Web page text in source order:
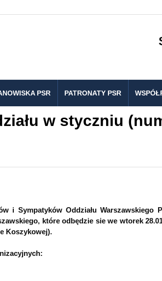
PSR PATRONATY PSR
w styczniu
i Sympatyków Oddziału Warszawskiego
które odbędzie sie we wtorek
Koszykowej).